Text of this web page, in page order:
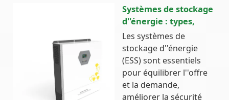
Systèmes de stockage
d''énergie : types,
Les systèmes de
stockage d''énergie
(ESS) sont essentiels
pour équilibrer l''offre
et la demande,
améliorer la sécurité